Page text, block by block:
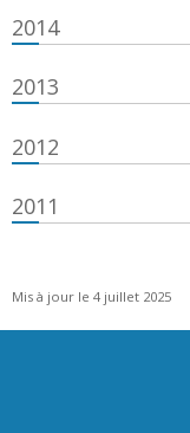
2014
2013
2012
2011
Mis à jour le 4 juillet 2025